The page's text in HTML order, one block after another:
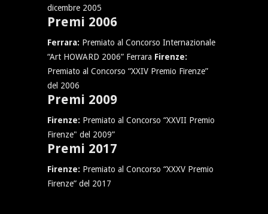
dicembre 2005
Premi 2006
Ferrara: Premiato al Concorso Internazionale
“Art HOWARD 2006” Ferrara Firenze:
Premiato al Concorso “XXIV Premio Firenze”
del 2006
Premi 2009
Firenze: Premiato al Concorso “XXVII Premio
Firenze" del 2009”
Premi 2017
Firenze: Premiato al Concorso “XXXV Premio
Firenze” del 2017